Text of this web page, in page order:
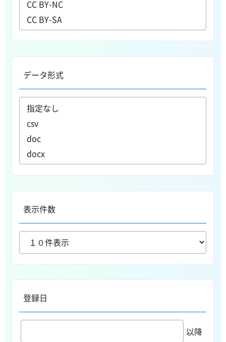
データ形式
表示件数
登録日
以降